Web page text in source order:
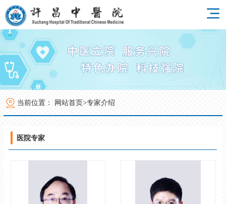
当前位置： 网站首页>专家介绍
医院专家